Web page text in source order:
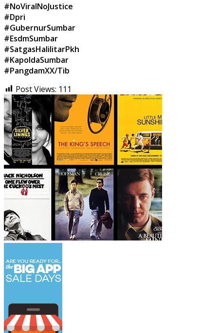
#NoViralNoJustice
#Dpri
#GubernurSumbar
#EsdmSumbar
#SatgasHalilitarPkh
#KapoldaSumbar
#PangdamXX/Tib
Post Views: 111